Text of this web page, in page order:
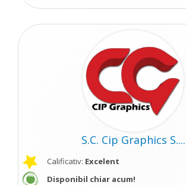
S.C. Cip Graphics S....
Calificativ: Excelent
Disponibil chiar acum!